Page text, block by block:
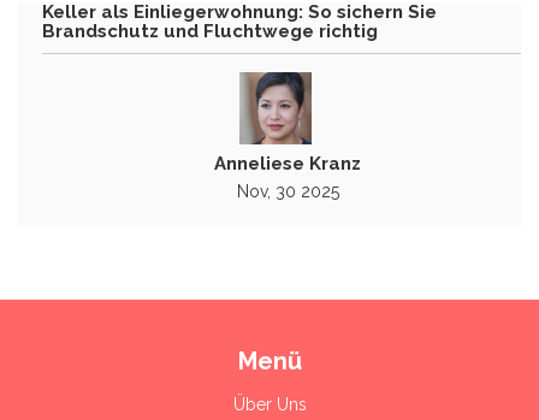
Keller als Einliegerwohnung: So sichern Sie
Brandschutz und Fluchtwege richtig
Anneliese Kranz
Nov, 30 2025
Menü
Über Uns